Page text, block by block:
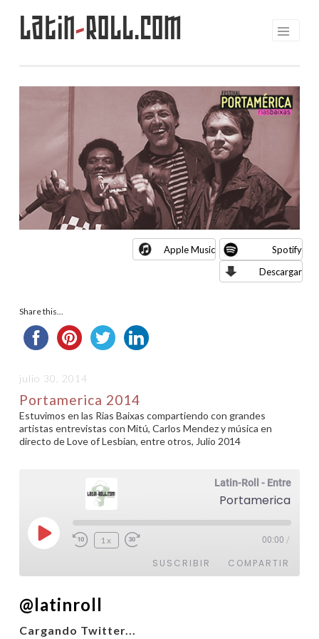
Saltar
Latin-Roll.com
Apple Music
Spotify
Descargar
Share this...
julio 30, 2014
Portamerica 2014
Estuvimos en las Rias Baixas compartiendo con grandes
artistas entrevistas con Mitú, Carlos Mendez y música en
directo de Love of Lesbian, entre otros, Julio 2014
Latin-Roll - Entrevistas
Portamerica 2014
Reproducir
episodio
1x 00:00 /
SUSCRIBIR COMPARTIR
FEED RSS
COMPARTIR
ENLACE
@latinroll
Cargando Twitter...